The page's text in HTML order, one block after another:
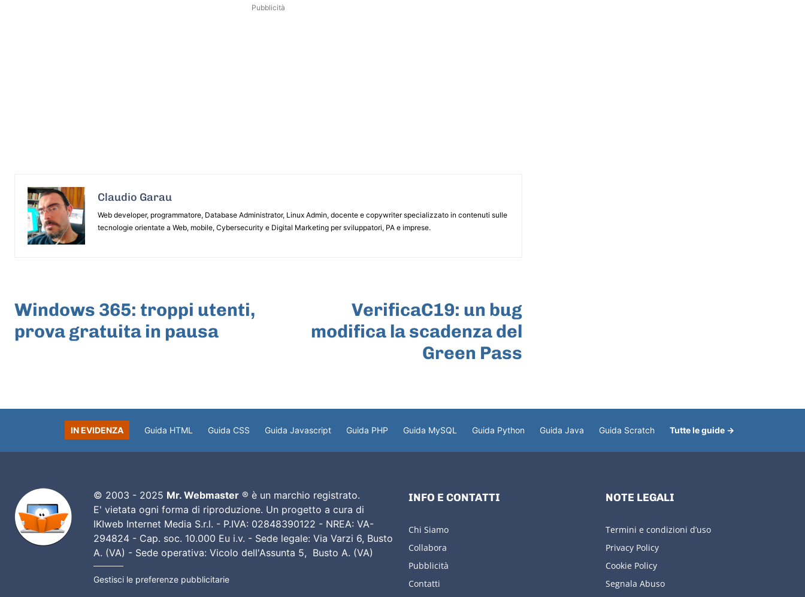
Pubblicità
Claudio Garau
Web developer, programmatore, Database Administrator, Linux Admin, docente e copywriter specializzato in contenuti sulle
tecnologie orientate a Web, mobile, Cybersecurity e Digital Marketing per sviluppatori, PA e imprese.
Windows 365: troppi utenti,
prova gratuita in pausa
VerificaC19: un bug
modifica la scadenza del
Green Pass
IN EVIDENZA Guida HTML Guida CSS Guida Javascript Guida PHP Guida MySQL Guida Python Guida Java Guida Scratch Tutte le guide →
© 2003 - 2025 Mr. Webmaster® è un marchio registrato.
E' vietata ogni forma di riproduzione. Un progetto a cura di
IKIweb Internet Media S.r.l. - P.IVA: 02848390122 - NREA: VA-
294824 - Cap. soc. 10.000 Eu i.v. - Sede legale: Via Varzi 6, Busto
A. (VA) - Sede operativa: Vicolo dell'Assunta 5, Busto A. (VA)
Gestisci le preferenze pubblicitarie
INFO E CONTATTI
Chi Siamo
Collabora
Pubblicità
Contatti
NOTE LEGALI
Termini e condizioni d’uso
Privacy Policy
Cookie Policy
Segnala Abuso